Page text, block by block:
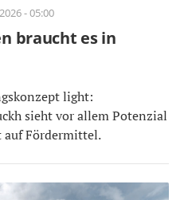
- 05:00
braucht es in
light:
sieht vor allem Potenzial
Fördermittel.